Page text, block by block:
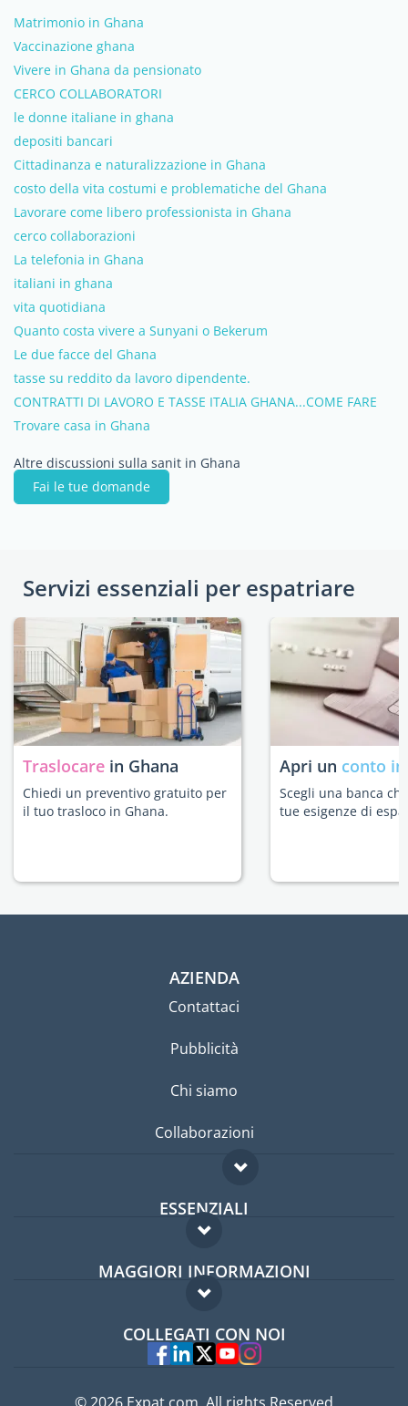
Matrimonio in Ghana
Vaccinazione ghana
Vivere in Ghana da pensionato
CERCO COLLABORATORI
le donne italiane in ghana
depositi bancari
Cittadinanza e naturalizzazione in Ghana
costo della vita costumi e problematiche del Ghana
Lavorare come libero professionista in Ghana
cerco collaborazioni
La telefonia in Ghana
italiani in ghana
vita quotidiana
Quanto costa vivere a Sunyani o Bekerum
Le due facce del Ghana
tasse su reddito da lavoro dipendente.
CONTRATTI DI LAVORO E TASSE ITALIA GHANA...COME FARE
Trovare casa in Ghana
Altre discussioni sulla sanit in Ghana
Fai le tue domande
Servizi essenziali per espatriare
Traslocare in Ghana
Chiedi un preventivo gratuito per
il tuo trasloco in Ghana.
Apri un conto
Scegli una banca
tue esigenze di
AZIENDA
Contattaci
Pubblicità
Chi siamo
Collaborazioni
ESSENZIALI
Forum per expat
Guida per expat
MAGGIORI INFORMAZIONI
Domande frequenti
Esperti
COLLEGATI CON NOI